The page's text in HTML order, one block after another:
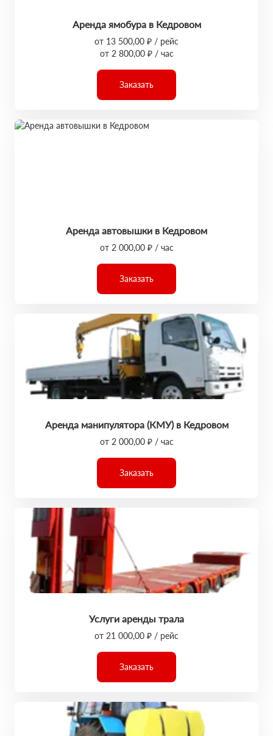
Аренда ямобура в Кедровом
от 13 500,00 ₽ / рейс
от 2 800,00 ₽ / час
Заказать
Аренда автовышки в Кедровом
от 2 000,00 ₽ / час
Заказать
Аренда манипулятора (КМУ) в Кедровом
от 2 000,00 ₽ / час
Заказать
Услуги аренды трала
от 21 000,00 ₽ / рейс
Заказать